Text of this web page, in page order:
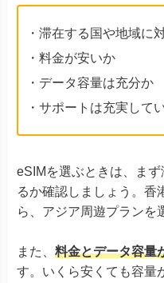
・滞在する国や地域に
・料金が安いか
・データ容量は充分か
・サポートは充実して
eSIMを選ぶときは、ま
るか確認しましょう。香
ら、アジア周遊プランを
また、 料金とデータ容量
す。いくら安くても容量